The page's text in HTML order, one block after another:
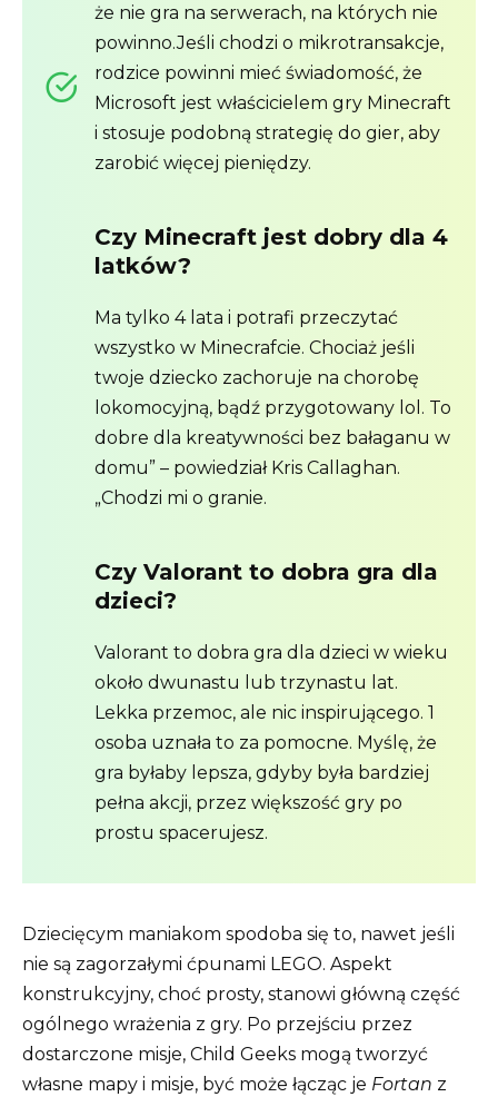
że nie gra na serwerach, na których nie
powinno.Jeśli chodzi o mikrotransakcje,
rodzice powinni mieć świadomość, że
Microsoft jest właścicielem gry Minecraft
i stosuje podobną strategię do gier, aby
zarobić więcej pieniędzy.
Czy Minecraft jest dobry dla 4
latków?
Ma tylko 4 lata i potrafi przeczytać
wszystko w Minecrafcie. Chociaż jeśli
twoje dziecko zachoruje na chorobę
lokomocyjną, bądź przygotowany lol. To
dobre dla kreatywności bez bałaganu w
domu” – powiedział Kris Callaghan.
„Chodzi mi o granie.
Czy Valorant to dobra gra dla
dzieci?
Valorant to dobra gra dla dzieci w wieku
około dwunastu lub trzynastu lat.
Lekka przemoc, ale nic inspirującego. 1
osoba uznała to za pomocne. Myślę, że
gra byłaby lepsza, gdyby była bardziej
pełna akcji, przez większość gry po
prostu spacerujesz.
Dziecięcym maniakom spodoba się to, nawet jeśli
nie są zagorzałymi ćpunami LEGO. Aspekt
konstrukcyjny, choć prosty, stanowi główną część
ogólnego wrażenia z gry. Po przejściu przez
dostarczone misje, Child Geeks mogą tworzyć
własne mapy i misje, być może łącząc je Fortan z